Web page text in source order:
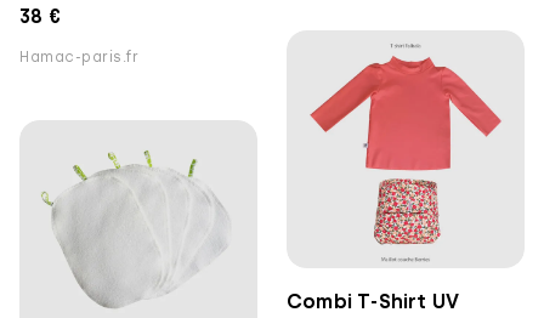
38 €
Hamac-paris.fr
Combi T-Shirt UV